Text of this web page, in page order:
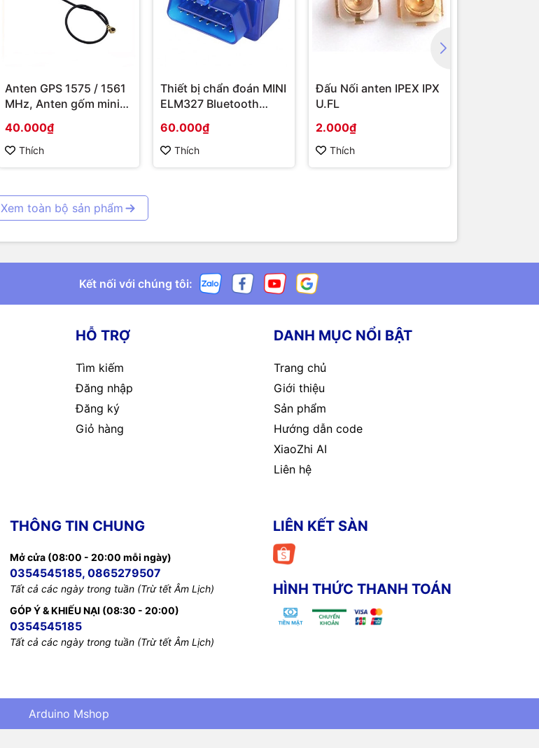
Anten GPS 1575 / 1561
MHz, Anten gốm mini
20x6x6mm
40.000₫
Thích
Thiết bị chẩn đoán MINI
ELM327 Bluetooth
60.000₫
Thích
Đấu Nối anten IPEX IPX
U.FL
2.000₫
Thích
Xem toàn bộ sản phẩm
Kết nối với chúng tôi:
HỖ TRỢ
Tìm kiếm
Đăng nhập
Đăng ký
Giỏ hàng
DANH MỤC NỔI BẬT
Trang chủ
Giới thiệu
Sản phẩm
Hướng dẫn code
XiaoZhi AI
Liên hệ
THÔNG TIN CHUNG
Mở cửa (08:00 - 20:00 mỗi ngày)
0354545185, 0865279507
Tất cả các ngày trong tuần (Trừ tết Âm Lịch)
GÓP Ý & KHIẾU NẠI (08:30 - 20:00)
0354545185
Tất cả các ngày trong tuần (Trừ tết Âm Lịch)
LIÊN KẾT SÀN
HÌNH THỨC THANH TOÁN
Arduino Mshop